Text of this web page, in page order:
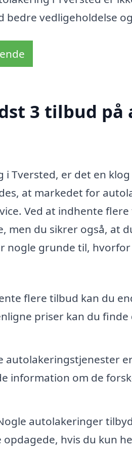
bedre vedligeholdelse
3 tilbud på
Tversted, er det en
at markedet for
Ved at indhente
men du sikrer også, at
nogle grunde til,
flere tilbud kan du
priser kan du
autolakeringstjenester
information om de
autolakeringer
hvis du kun